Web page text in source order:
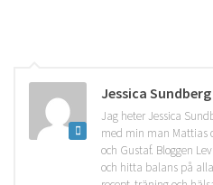
Jessica Sundberg
Jag heter Jessica
med min man Mattias
och Gustaf. Bloggen
och hitta balans på